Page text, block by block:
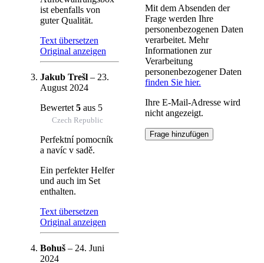
ist ebenfalls von
guter Qualität.
Text übersetzen
Original anzeigen
Jakub Trešl – 23.
August 2024
Bewertet 5 aus 5
Czech Republic
Perfektní pomocník
a navíc v sadě.
Ein perfekter Helfer
und auch im Set
enthalten.
Text übersetzen
Original anzeigen
Bohuš – 24. Juni
2024
Mit dem Absenden der
Frage werden Ihre
personenbezogenen Daten
verarbeitet. Mehr
Informationen zur
Verarbeitung
personenbezogener Daten
finden Sie hier.
Ihre E-Mail-Adresse wird
nicht angezeigt.